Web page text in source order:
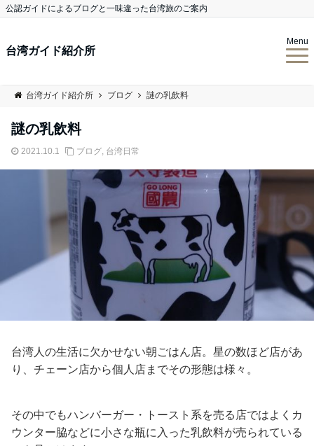
公認ガイドによるブログと一味違った台湾旅のご案内
台湾ガイド紹介所
Menu
台湾ガイド紹介所 ブログ 謎の乳飲料
謎の乳飲料
2021.10.1 ブログ, 台湾日常
台湾人の生活に欠かせない朝ごはん店。星の数ほど店があ
り、チェーン店から個人店までその形態は様々。
その中でもハンバーガー・トースト系を売る店ではよくカ
ウンター脇などに小さな瓶に入った乳飲料が売られている